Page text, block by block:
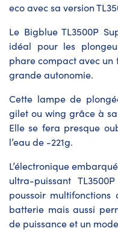
eco avec sa version
Le Bigblue TL3500P
idéal pour les
phare compact avec un
grande autonomie.
Cette lampe de
gilet ou wing grâce à
Elle se fera presque
l’eau de -221g.
L’électronique
ultra-puissant
poussoir
batterie mais aussi
de puissance et un